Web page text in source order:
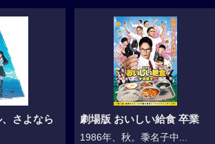
さよなら
劇場版 おいしい給食 卒業
1986年、秋。黍名子中...